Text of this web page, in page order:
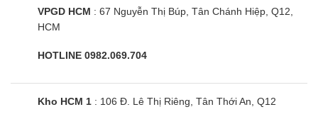
VPGD HCM : 67 Nguyễn Thị Búp, Tân Chánh Hiệp, Q12,
HCM
HOTLINE 0982.069.704
Kho HCM 1 : 106 Đ. Lê Thị Riêng, Tân Thới An, Q12